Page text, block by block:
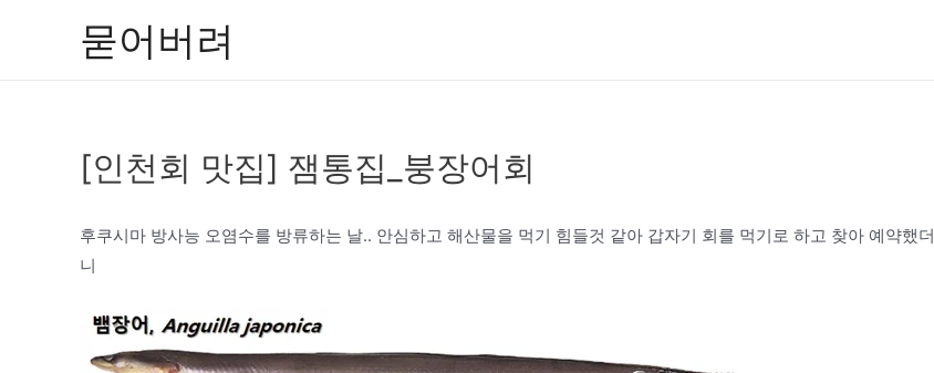
묻어버려
[인천회 맛집] 잼통집_붕장어회
후쿠시마 방사능 오염수를 방류하는 날.. 안심하고 해산물을 먹기 힘들것 같아 갑자기 회를 먹기로 하고 찾아 예약했더
니